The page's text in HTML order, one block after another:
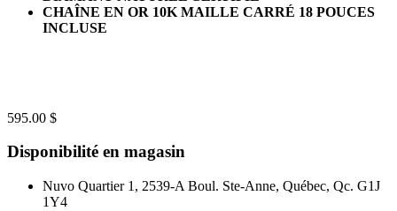
CHAÎNE EN OR 10K MAILLE CARRÉ 18 POUCES
INCLUSE
595.00 $
Disponibilité en magasin
Nuvo Quartier 1, 2539-A Boul. Ste-Anne, Québec, Qc. G1J
1Y4